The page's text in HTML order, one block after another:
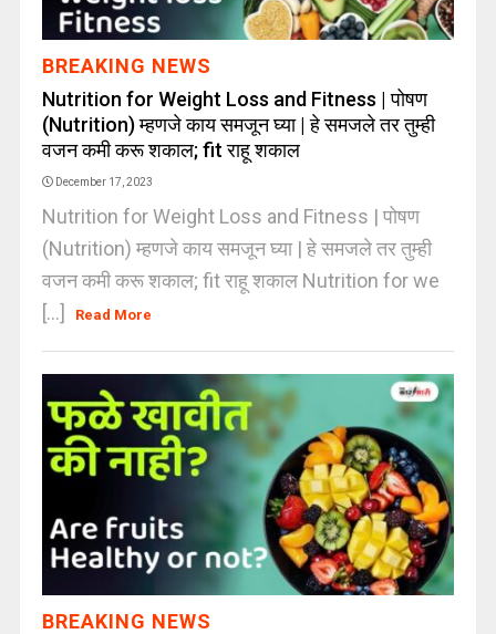
BREAKING NEWS
Nutrition for Weight Loss and Fitness | पोषण
(Nutrition) म्हणजे काय समजून घ्या | हे समजले तर तुम्ही
वजन कमी करू शकाल; fit राहू शकाल
December 17, 2023
Nutrition for Weight Loss and Fitness | पोषण
(Nutrition) म्हणजे काय समजून घ्या | हे समजले तर तुम्ही
वजन कमी करू शकाल; fit राहू शकाल Nutrition for we
[...]
Read More
BREAKING NEWS